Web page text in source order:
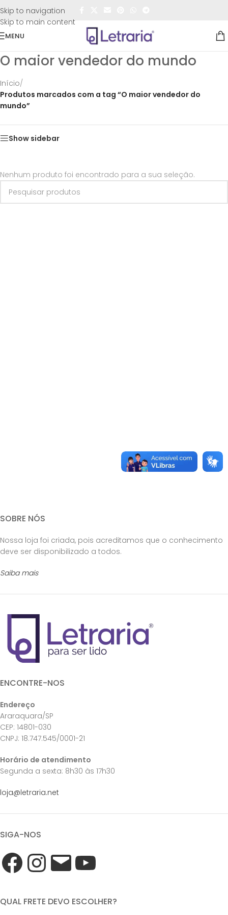
Skip to navigation
Skip to main content
FRETE GRÁTIS
MENU
O maior vendedor do mundo
Início/
Produtos marcados com a tag “O maior vendedor do
mundo”
Show sidebar
Nenhum produto foi encontrado para a sua seleção.
SOBRE NÓS
Nossa loja foi criada, pois acreditamos que o conhecimento
deve ser disponibilizado a todos.
Saiba mais
ENCONTRE-NOS
Endereço
Araraquara/SP
CEP: 14801-030
CNPJ: 18.747.545/0001-21
Horário de atendimento
Segunda a sexta: 8h30 às 17h30
loja@letraria.net
SIGA-NOS
QUAL FRETE DEVO ESCOLHER?